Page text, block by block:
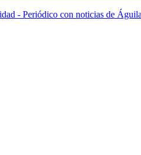
- Periódico con noticias de